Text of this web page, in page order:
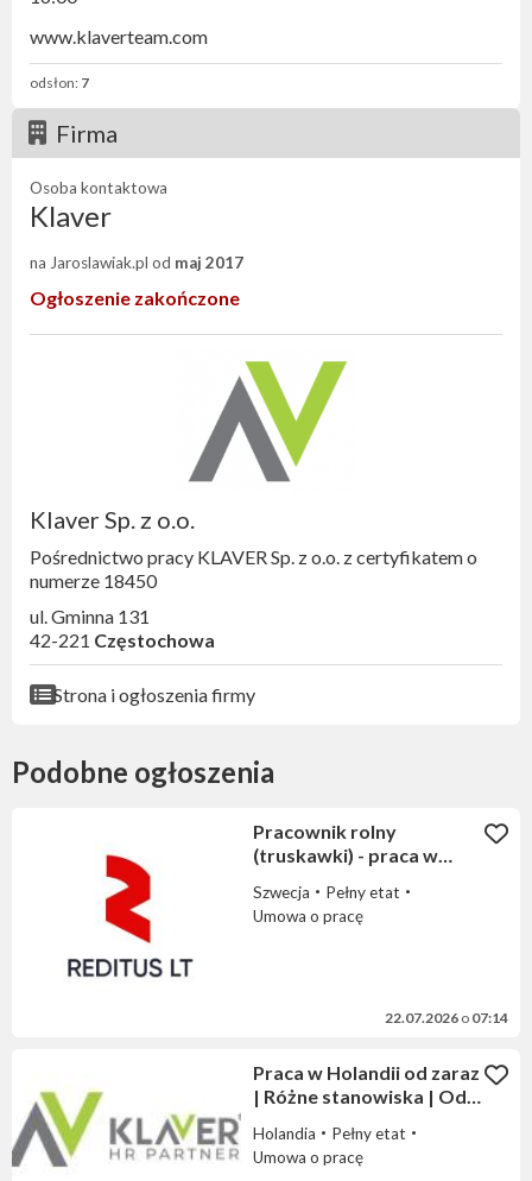
www.klaverteam.com
odsłon: 7
Firma
Osoba kontaktowa
Klaver
na Jaroslawiak.pl od maj 2017
Ogłoszenie zakończone
Klaver Sp. z o.o.
Pośrednictwo pracy KLAVER Sp. z o.o. z certyfikatem o
numerze 18450
ul. Gminna 131
42-221 Częstochowa
Strona i ogłoszenia firmy
Podobne ogłoszenia
Pracownik rolny
(truskawki) - praca w
Szwecja
Pełny etat
Umowa o pracę
22.07.2026 o 07:14
Praca w Holandii od zaraz
| Różne stanowiska | Od
Holandia
Pełny etat
Umowa o pracę